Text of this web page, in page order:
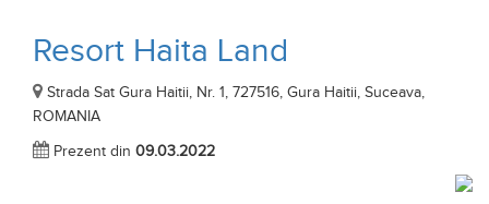
Resort Haita Land
Strada Sat Gura Haitii, Nr. 1, 727516, Gura Haitii, Suceava,
ROMANIA
Prezent din 09.03.2022